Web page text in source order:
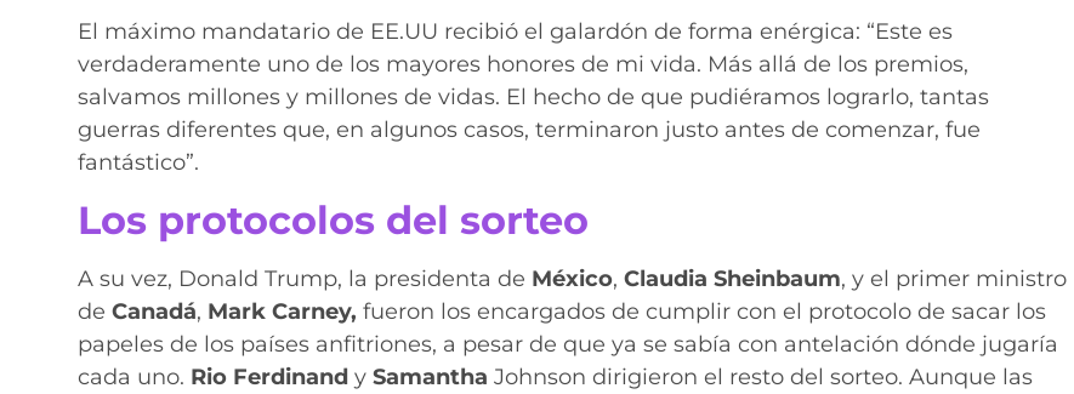
El máximo mandatario de EE.UU recibió el galardón de forma enérgica: “Este es
verdaderamente uno de los mayores honores de mi vida. Más allá de los premios,
salvamos millones y millones de vidas. El hecho de que pudiéramos lograrlo, tantas
guerras diferentes que, en algunos casos, terminaron justo antes de comenzar, fue
fantástico”.
Los protocolos del sorteo
A su vez, Donald Trump, la presidenta de México, Claudia Sheinbaum, y el primer ministro
de Canadá, Mark Carney, fueron los encargados de cumplir con el protocolo de sacar los
papeles de los países anfitriones, a pesar de que ya se sabía con antelación dónde jugaría
cada uno. Rio Ferdinandy Samantha Johnson dirigieron el resto del sorteo. Aunque las